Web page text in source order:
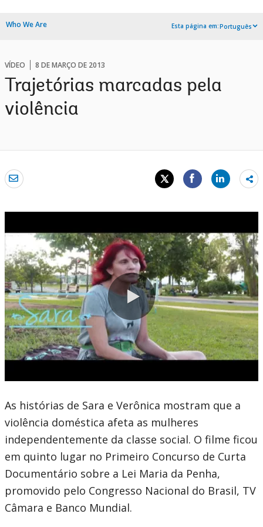
Who We Are Esta página em:Português
VÍDEO 8 DE MARÇO DE 2013
Trajetórias marcadas pela
violência
0:00 / 9:57
As histórias de Sara e Verônica mostram que a
violência doméstica afeta as mulheres
independentemente da classe social. O filme ficou
em quinto lugar no Primeiro Concurso de Curta
Documentário sobre a Lei Maria da Penha,
promovido pelo Congresso Nacional do Brasil, TV
Câmara e Banco Mundial.